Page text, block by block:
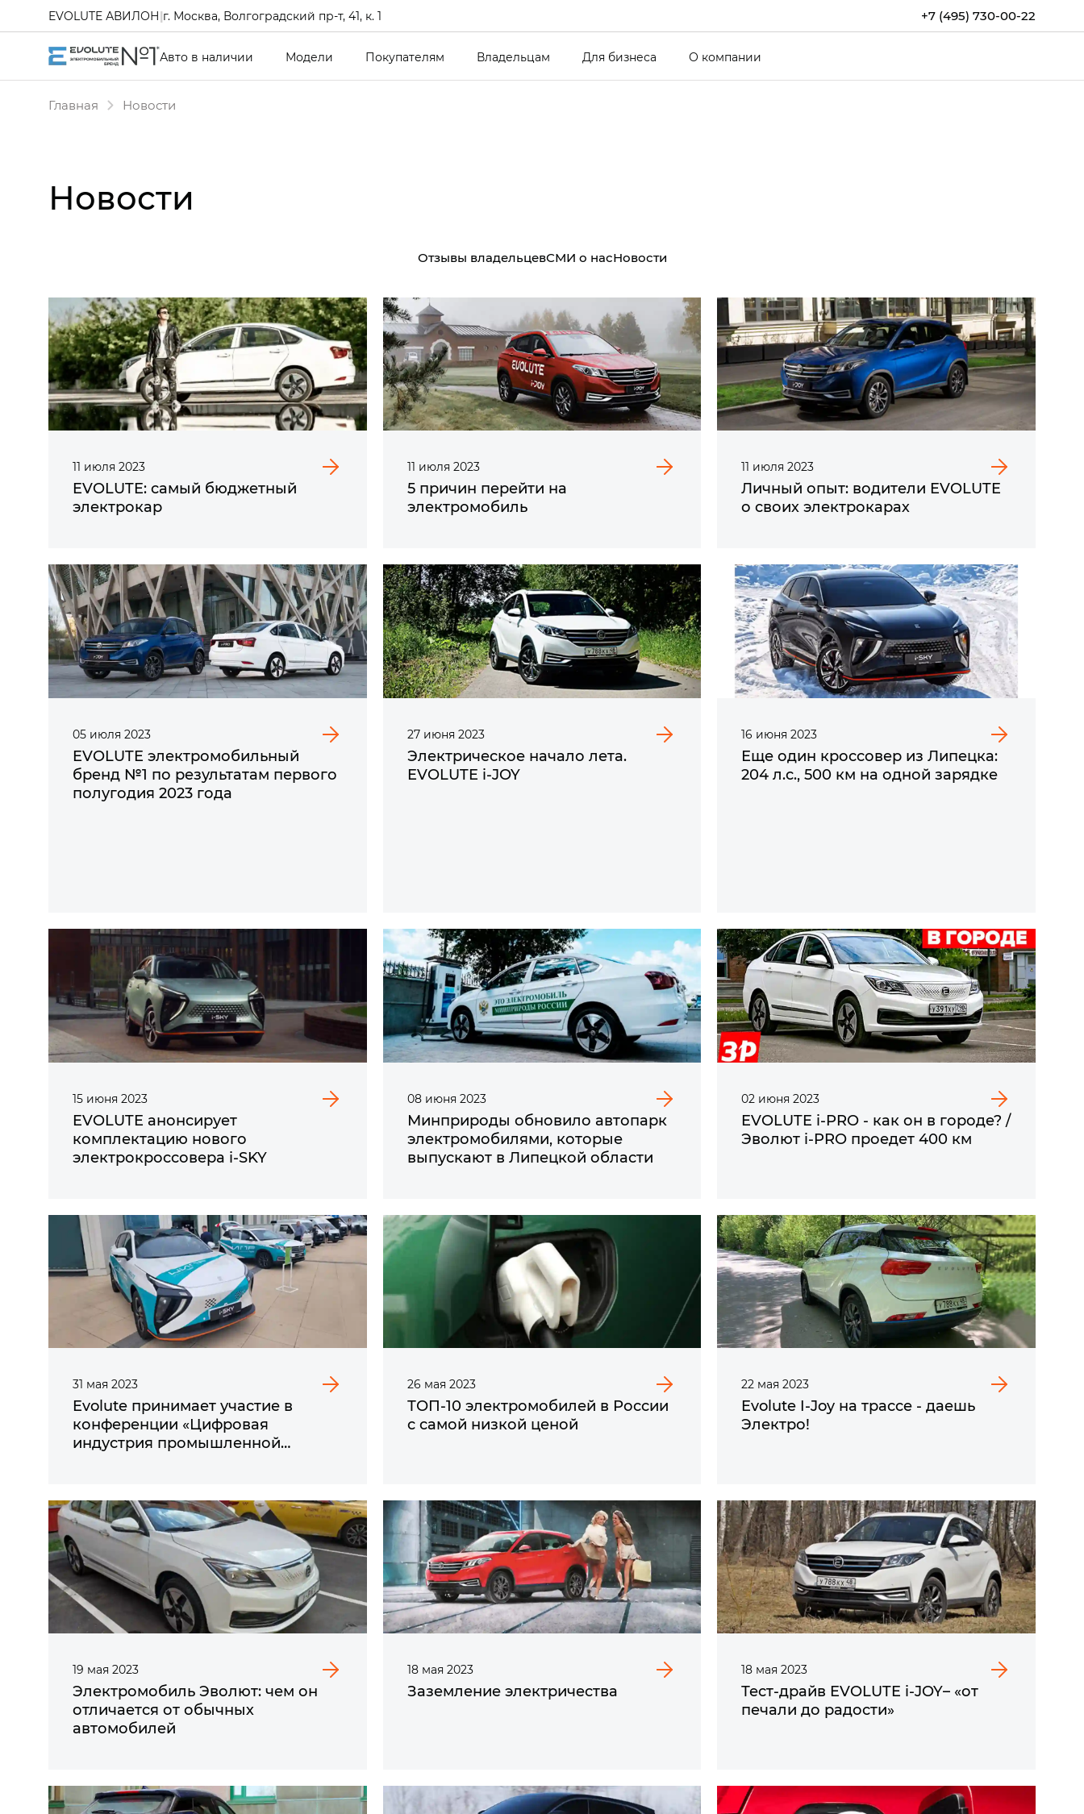
+7 (495) 730-00-22
EVOLUTE АВИЛОН|г. Москва, Волгоградский пр-т, 41, к. 1
Авто в наличии Модели Покупателям Владельцам Для бизнеса О компании
Главная Новости
Новости
Отзывы владельцевСМИ о насНовости
11 июля 2023
EVOLUTE: самый бюджетный
электрокар
11 июля 2023
5 причин перейти на
электромобиль
11 июля 2023
Личный опыт: водители EVOLUTE
о своих электрокарах
05 июля 2023
EVOLUTE электромобильный
бренд №1 по результатам первого
полугодия 2023 года
27 июня 2023
Электрическое начало лета.
EVOLUTE i‑JOY
16 июня 2023
Еще один кроссовер из Липецка:
204 л.с., 500 км на одной зарядке
15 июня 2023
EVOLUTE анонсирует
комплектацию нового
электрокроссовера i‑SKY
08 июня 2023
Минприроды обновило автопарк
электромобилями, которые
выпускают в Липецкой области
02 июня 2023
EVOLUTE i‑PRO - как он в городе? /
Эволют i‑PRO проедет 400 км
31 мая 2023
Evolute принимает участие в
конференции «Цифровая
индустрия промышленной
26 мая 2023
ТОП-10 электромобилей в России
с самой низкой ценой
22 мая 2023
Evolute I-Joy на трассе - даешь
Электро!
19 мая 2023
Электромобиль Эволют: чем он
отличается от обычных
автомобилей
18 мая 2023
Заземление электричества
18 мая 2023
Тест-драйв EVOLUTE i‑JOY– «от
печали до радости»